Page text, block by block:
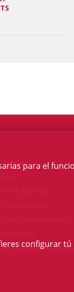
Contact
GAJ (Young
para el
configurar